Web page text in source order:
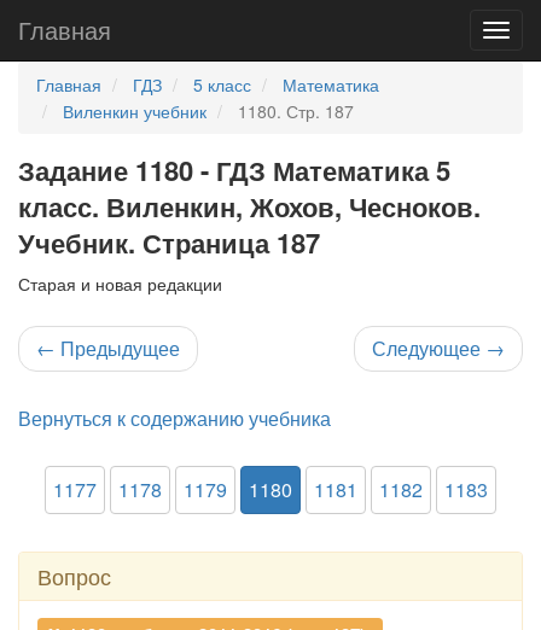
Главная
Главная ГДЗ 5 класс
Математика
Виленкин учебник
1180. Стр. 187
Задание 1180 - ГДЗ Математика 5
класс. Виленкин, Жохов, Чесноков.
Учебник. Страница 187
Старая и новая редакции
← Предыдущее Следующее →
Вернуться к содержанию учебника
1177 1178 1179 1180 1181 1182 1183
Вопрос